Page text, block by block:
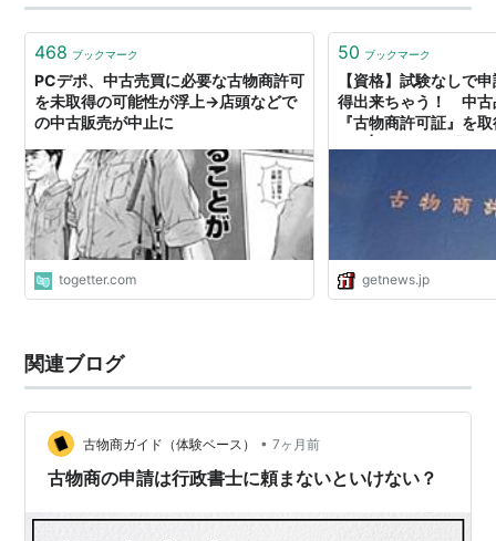
ポストを見て察してください。 また、最近知ったのです
が、はてなブログはコメント…
468 ブックマーク
PCデポ、中古売買に必要な古物商許可
を未取得の可能性が浮上→店頭などで
の中古販売が中止に
togetter.com
50 ブックマーク
【資格】試験なしで
得出来ちゃう！ 中古
『古物商許可証』を
getnews.jp
関連ブログ
古物商ガイド（体験ベース） • 7ヶ月前
古物商の申請は行政書士に頼まないといけない？